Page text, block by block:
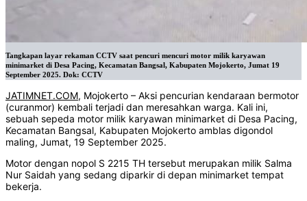
Tangkapan layar rekaman CCTV saat pencuri mencuri motor milik karyawan
minimarket di Desa Pacing, Kecamatan Bangsal, Kabupaten Mojokerto, Jumat 19
September 2025. Dok: CCTV
JATIMNET.COM, Mojokerto – Aksi pencurian kendaraan bermotor
(curanmor) kembali terjadi dan meresahkan warga. Kali ini,
sebuah sepeda motor milik karyawan minimarket di Desa Pacing,
Kecamatan Bangsal, Kabupaten Mojokerto amblas digondol
maling, Jumat, 19 September 2025.
Motor dengan nopol S 2215 TH tersebut merupakan milik Salma
Nur Saidah yang sedang diparkir di depan minimarket tempat
bekerja.